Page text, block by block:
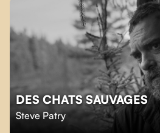
DES CHATS SAUVAGES
Steve Patry